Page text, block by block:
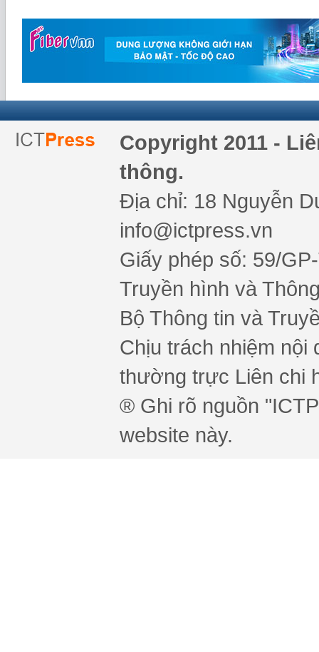
Copyright 2011 -
thông.
Địa chỉ: 18 Nguyễn
info@ictpress.vn
Giấy phép số: 59/
Truyền hình và
Bộ Thông tin và
Chịu trách nhiệm nội
thường trực Liên chi
® Ghi rõ nguồn
website này.